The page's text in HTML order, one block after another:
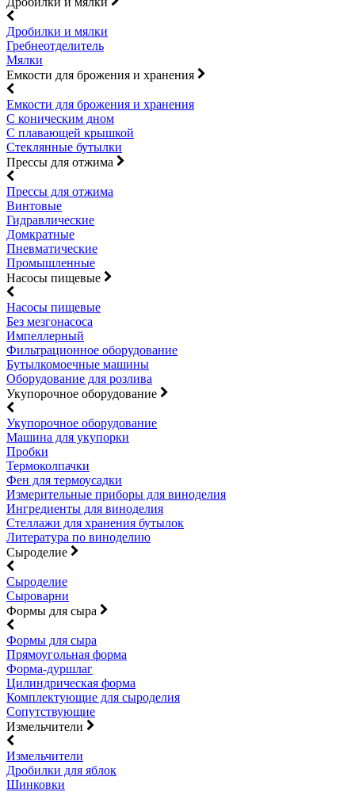
Дробилки и мялки
Гребнеотделитель
Мялки
Емкости для брожения и хранения
Емкости для брожения и хранения
С коническим дном
С плавающей крышкой
Стеклянные бутылки
Прессы для отжима
Прессы для отжима
Винтовые
Гидравлические
Домкратные
Пневматические
Промышленные
Насосы пищевые
Насосы пищевые
Без мезгонасоса
Импеллерный
Фильтрационное оборудование
Бутылкомоечные машины
Оборудование для розлива
Укупорочное оборудование
Укупорочное оборудование
Машина для укупорки
Пробки
Термоколпачки
Фен для термоусадки
Измерительные приборы для виноделия
Ингредиенты для виноделия
Стеллажи для хранения бутылок
Литература по виноделию
Сыроделие
Сыроделие
Сыроварни
Формы для сыра
Формы для сыра
Прямоугольная форма
Форма-дуршлаг
Цилиндрическая форма
Комплектующие для сыроделия
Сопутствующие
Измельчители
Измельчители
Дробилки для яблок
Шинковки